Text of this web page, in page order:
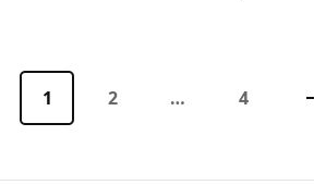
Paginação
Página
1 Página
2 … Página
4